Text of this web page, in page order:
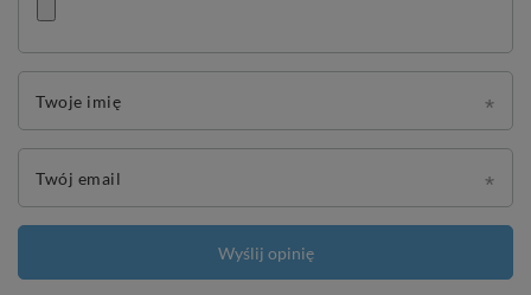
Twoje imię
Twój email
Wyślij opinię